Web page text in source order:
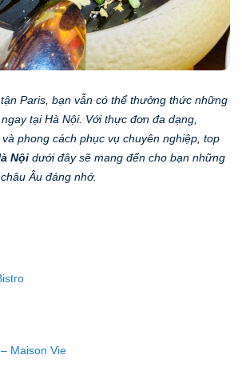
Paris, bạn vẫn có thể thưởng thức những
tại Hà Nội. Với thực đơn đa dạng,
phong cách phục vụ chuyên nghiệp, top
Nội dưới đây sẽ mang đến cho bạn những
Âu đáng nhớ.
Maison Vie